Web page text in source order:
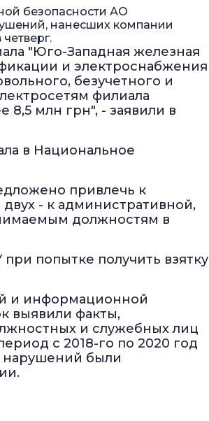
безопасности АО
нанесших компании
"Юго-Западная железная
и электроснабжения
безучетного и
филиала
млн грн", - заявили в
в Национальное
привлечь к
- к административной,
должностям в
попытке получить взятку
и информационной
выявили факты,
и служебных лиц
с 2018-го по 2020 год
нарушений были